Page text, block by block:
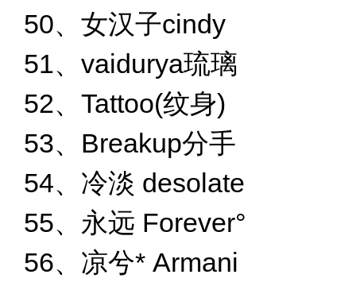
50、女汉子cindy
51、vaidurya琉璃
52、Tattoo(纹身)
53、Breakup分手
54、冷淡 desolate
55、永远 Forever°
56、凉兮* Armani